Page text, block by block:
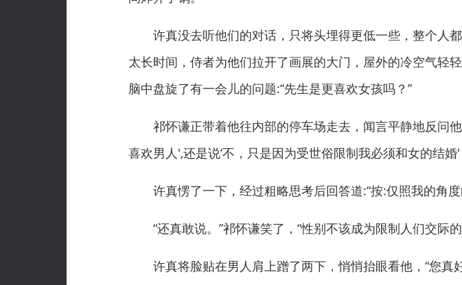
许真没去听他们的对话，只将头埋得更低一些，整个人
太长时间，侍者为他们拉开了画展的大门，屋外的冷空气轻
脑中盘旋了有一会儿的问题:“先生是更喜欢女孩吗？”
祁怀谦正带着他往内部的停车场走去，闻言平静地反问
喜欢男人',还是说‘不，只是因为受世俗限制我必须和女的结婚'
许真愣了一下，经过粗略思考后回答道:“按:仅照我的角度
“还真敢说。”祁怀谦笑了，“性别不该成为限制人们交际
许真将脸贴在男人肩上蹭了两下，悄悄抬眼看他，“您真好